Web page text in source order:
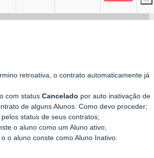
retroativa, o contrato automaticamente já
com status Cancelado por auto inativação de
de alguns Alunos. Como devo proceder;
status de seus contratos;
o aluno como um Aluno ativo;
o aluno conste como Aluno Inativo.